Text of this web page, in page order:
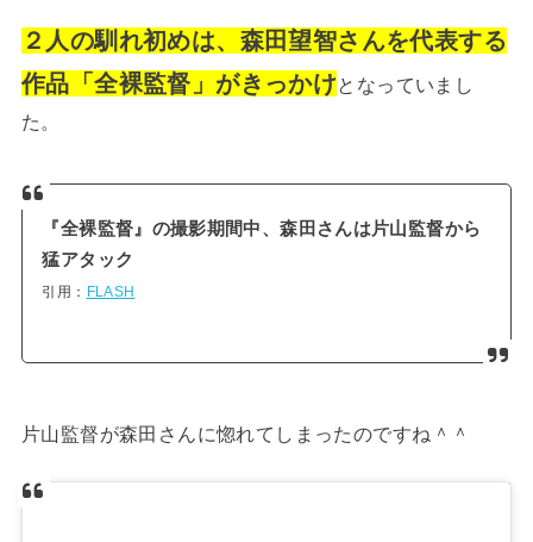
２人の馴れ初めは、森田望智さんを代表する
作品「全裸監督」がきっかけとなっていまし
た。
『全裸監督』の撮影期間中、森田さんは片山監督から
猛アタック
引用： FLASH
片山監督が森田さんに惚れてしまったのですね＾＾